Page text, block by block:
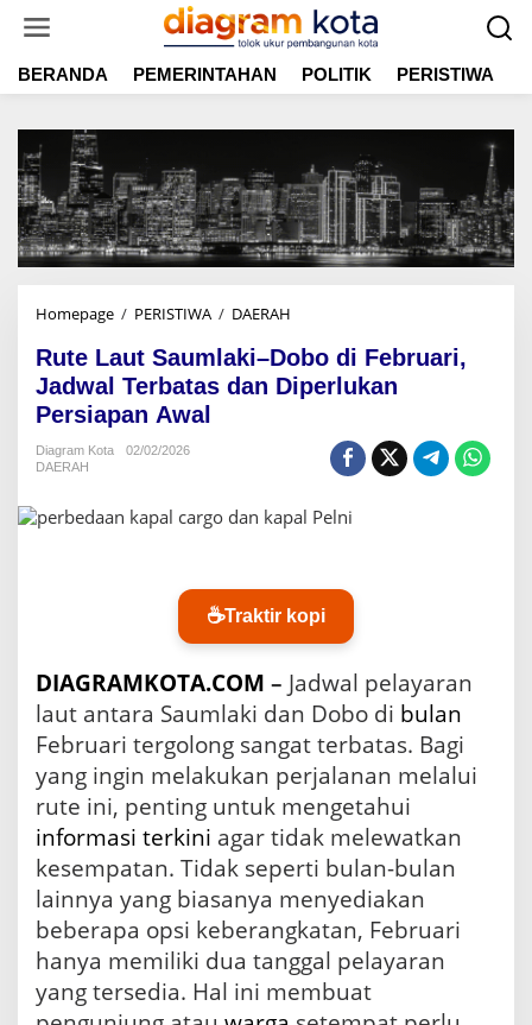
t
BERANDA PEMERINTAHAN POLITIK PERISTIWA
Homepage / PERISTIWA / DAERAH
t
e
a
k
i
–
D
o
b
d
i
F
b
r
u
a
r
i
Rute Laut Saumlaki–Dobo di Februari,
Jadwal Terbatas dan Diperlukan
Persiapan Awal
Diagram Kota
02/02/2026
DAERAH
☕
DIAGRAMKOTA.COM – Jadwal pelayaran
laut antara Saumlaki dan Dobo di bulan
Februari tergolong sangat terbatas. Bagi
yang ingin melakukan perjalanan melalui
informasi terkini agar tidak melewatkan
kesempatan. Tidak seperti bulan-bulan
lainnya yang biasanya menyediakan
beberapa opsi keberangkatan, Februari
hanya memiliki dua tanggal pelayaran
yang tersedia. Hal ini membuat